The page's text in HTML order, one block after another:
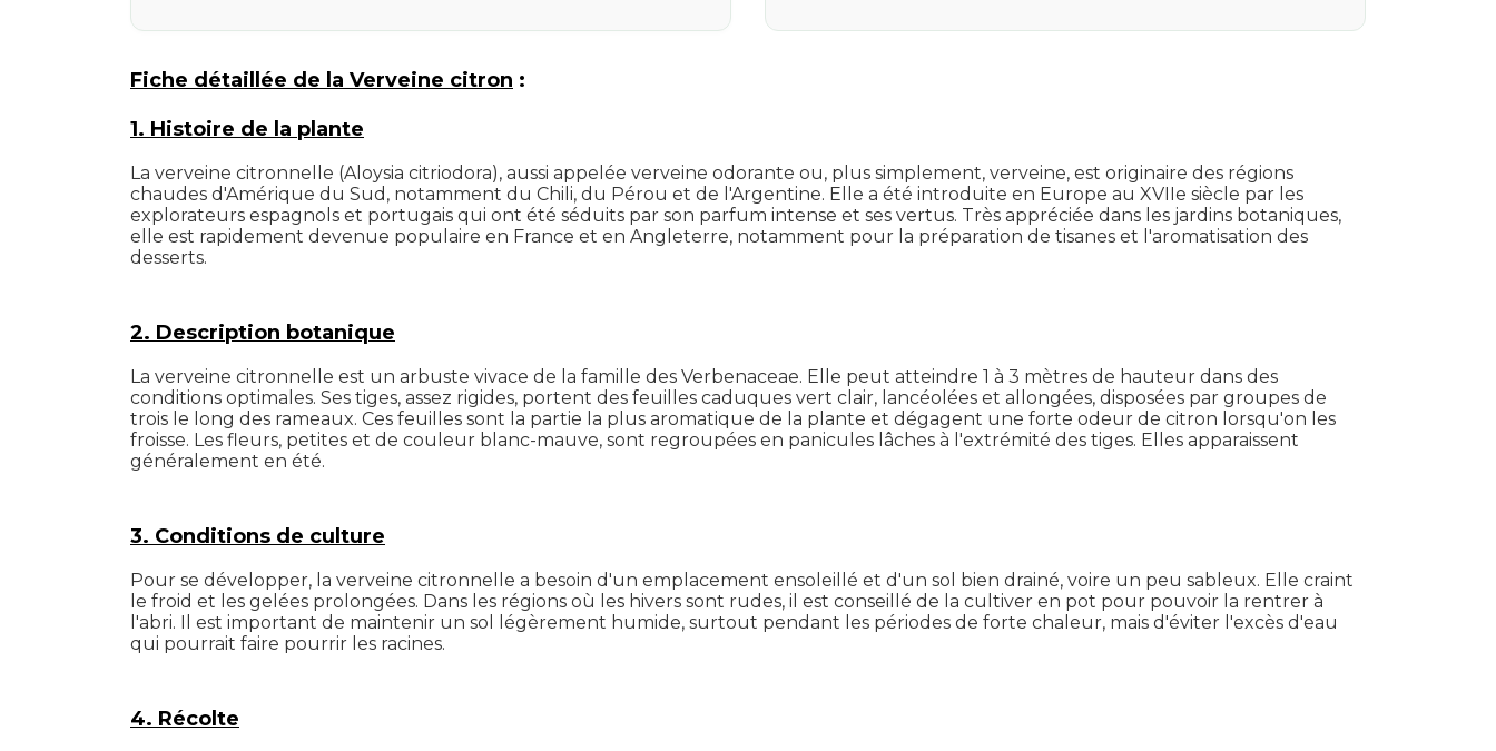
Fiche détaillée de la Verveine citron :
1. Histoire de la plante
La verveine citronnelle (Aloysia citriodora), aussi appelée verveine odorante ou, plus simplement, verveine, est originaire des régions
chaudes d'Amérique du Sud, notamment du Chili, du Pérou et de l'Argentine. Elle a été introduite en Europe au XVIIe siècle par les
explorateurs espagnols et portugais qui ont été séduits par son parfum intense et ses vertus. Très appréciée dans les jardins botaniques,
elle est rapidement devenue populaire en France et en Angleterre, notamment pour la préparation de tisanes et l'aromatisation des
desserts.
2. Description botanique
La verveine citronnelle est un arbuste vivace de la famille des Verbenaceae. Elle peut atteindre 1 à 3 mètres de hauteur dans des
conditions optimales. Ses tiges, assez rigides, portent des feuilles caduques vert clair, lancéolées et allongées, disposées par groupes de
trois le long des rameaux. Ces feuilles sont la partie la plus aromatique de la plante et dégagent une forte odeur de citron lorsqu'on les
froisse. Les fleurs, petites et de couleur blanc-mauve, sont regroupées en panicules lâches à l'extrémité des tiges. Elles apparaissent
généralement en été.
3. Conditions de culture
Pour se développer, la verveine citronnelle a besoin d'un emplacement ensoleillé et d'un sol bien drainé, voire un peu sableux. Elle craint
le froid et les gelées prolongées. Dans les régions où les hivers sont rudes, il est conseillé de la cultiver en pot pour pouvoir la rentrer à
l'abri. Il est important de maintenir un sol légèrement humide, surtout pendant les périodes de forte chaleur, mais d'éviter l'excès d'eau
qui pourrait faire pourrir les racines.
4. Récolte